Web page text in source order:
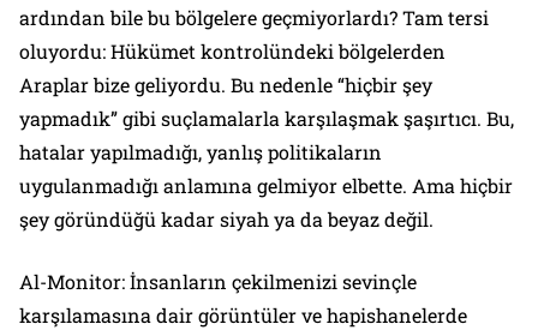
ardından bile bu bölgelere geçmiyorlardı? Tam tersi
oluyordu: Hükümet kontrolündeki bölgelerden
Araplar bize geliyordu. Bu nedenle “hiçbir şey
yapmadık” gibi suçlamalarla karşılaşmak şaşırtıcı. Bu,
hatalar yapılmadığı, yanlış politikaların
uygulanmadığı anlamına gelmiyor elbette. Ama hiçbir
şey göründüğü kadar siyah ya da beyaz değil.
Al-Monitor: İnsanların çekilmenizi sevinçle
karşılamasına dair görüntüler ve hapishanelerde